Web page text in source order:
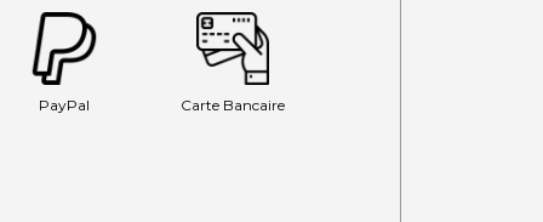
PayPal Carte Bancaire